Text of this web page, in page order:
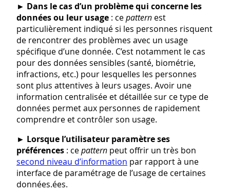
► Dans le cas d’un problème qui concerne les
données ou leur usage : cepattern est
particulièrement indiqué si les personnes risquent
de rencontrer des problèmes avec un usage
spécifique d’une donnée. C’est notamment le cas
pour des données sensibles (santé, biométrie,
infractions, etc.) pour lesquelles les personnes
sont plus attentives à leurs usages. Avoir une
information centralisée et détaillée sur ce type de
données permet aux personnes de rapidement
comprendre et contrôler son usage.
► Lorsque l’utilisateur paramètre ses
préférences : cepattern peut offrir un très bon
second niveau d’information par rapport à une
interface de paramétrage de l’usage de certaines
données.ées.